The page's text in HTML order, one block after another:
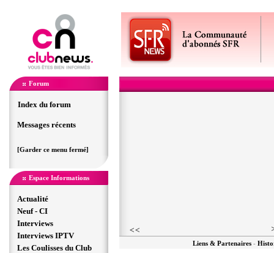
Forum
Index du forum
Messages récents
[Garder ce menu fermé]
Espace Informations
Actualité
Neuf - CI
Interviews
Interviews IPTV
Les Coulisses du Club
Liens & Partenaires-